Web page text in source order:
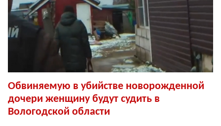
Обвиняемую в убийстве новорожденной
дочери женщину будут судить в
Вологодской области